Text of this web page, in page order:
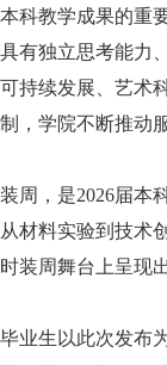
科教学成果的重
有独立思考能力
持续发展、艺术
，学院不断推动
周，是2026届
材料实验到技术
装周舞台上呈现
业生以此次发